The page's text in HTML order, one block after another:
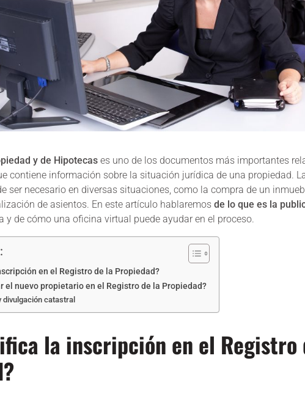
y de Hipotecas es uno de los documentos más importantes
contiene información sobre la situación jurídica de una propiedad.
ser necesario en diversas situaciones, como la compra de un
de asientos. En este artículo hablaremos de lo que es la
y de cómo una oficina virtual puede ayudar en el proceso.
en el Registro de la Propiedad?
el nuevo propietario en el Registro de la Propiedad?
divulgación catastral
la inscripción en el Registro